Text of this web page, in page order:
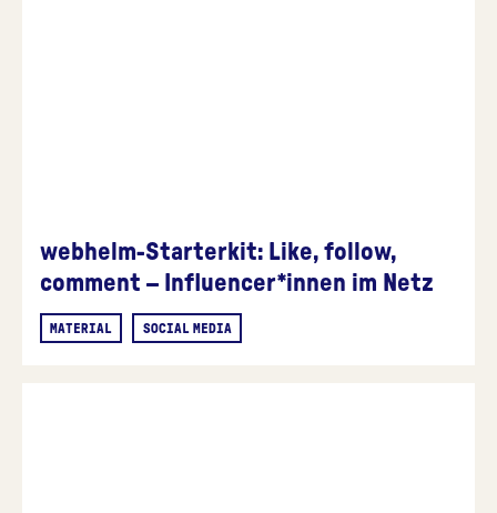
webhelm-Starterkit: Like, follow,
comment – Influencer*innen im Netz
MATERIAL SOCIAL MEDIA